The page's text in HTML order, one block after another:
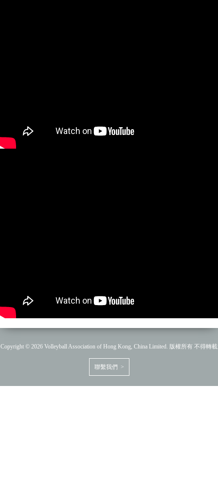
Copyright © 2026 Volleyball Association of Hong Kong, China Limited. 版權所有 不得轉載
聯繫我們 >